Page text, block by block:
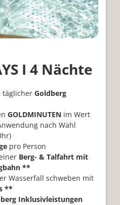
4
I 4 Nächte
täglicher Goldberg
GOLDMINUTEN im Wert
nach Wahl
pro Person
Berg- & Talfahrt mit
**
Wasserfall schweben mit
**
Inklusivleistungen